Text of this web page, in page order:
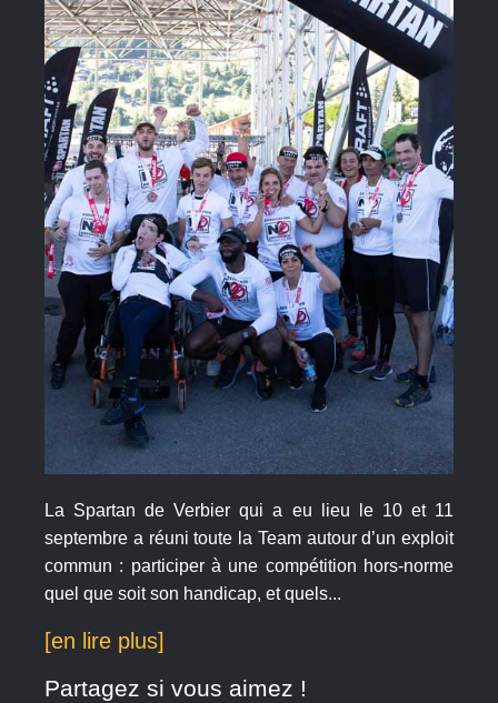
La Spartan de Verbier qui a eu lieu le 10 et 11
septembre a réuni toute la Team autour d’un exploit
commun : participer à une compétition hors-norme
quel que soit son handicap, et quels...
[en lire plus]
Partagez si vous aimez !